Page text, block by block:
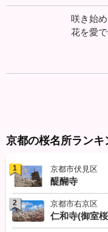
咲き始
花を愛で
京都の桜名所ランキ
1 京都市伏見区
醍醐寺
2 京都市右京区
仁和寺(御室